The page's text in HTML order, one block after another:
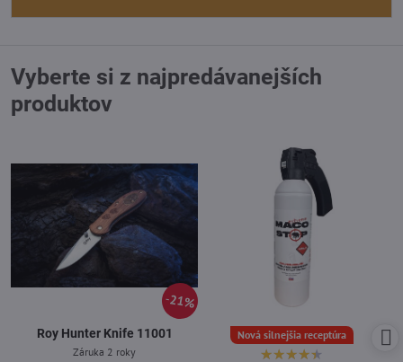
Vyberte si z najpredávanejších
produktov
21%
Roy Hunter Knife 11001
Záruka 2 roky
Nová silnejšia receptúra